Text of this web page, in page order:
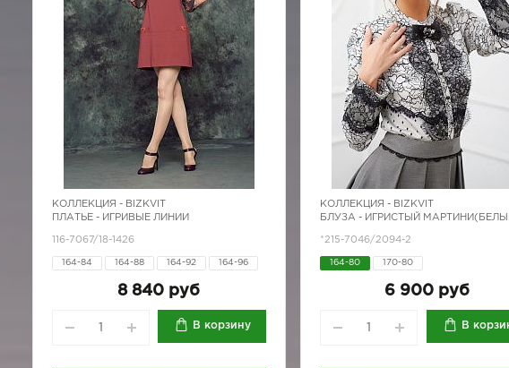
КОЛЛЕКЦИЯ - BIZKVIT
ПЛАТЬЕ - ИГРИВЫЕ ЛИНИИ
116-7067/18-1426
164-84 164-88 164-92 164-96
8 840 руб
В корзину
КОЛЛЕКЦИЯ - BIZKVIT
БЛУЗА - ИГРИСТЫЙ
*215-7046/2094-2
164-80 170-80
6 900 руб
В